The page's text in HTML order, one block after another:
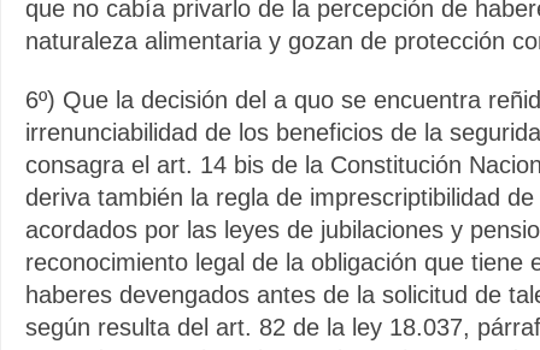
que no cabía privarlo de la percepción de
naturaleza alimentaria y gozan de protección
6º) Que la decisión del a quo se encuentra
irrenunciabilidad de los beneficios de la
consagra el art. 14 bis de la Constitución
deriva también la regla de imprescriptibilidad
acordados por las leyes de jubilaciones y
reconocimiento legal de la obligación que tiene
haberes devengados antes de la solicitud de
según resulta del art. 82 de la ley 18.037,